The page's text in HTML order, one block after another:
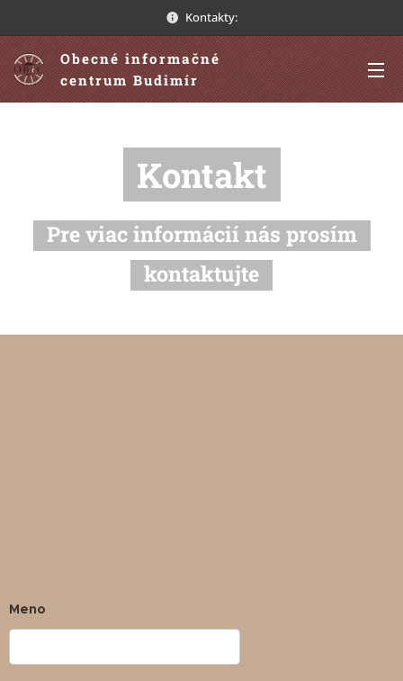
Kontakty:
Obecné informačné
centrum Budimír
Kontakt
Pre viac informácií nás prosím
kontaktujte
Meno